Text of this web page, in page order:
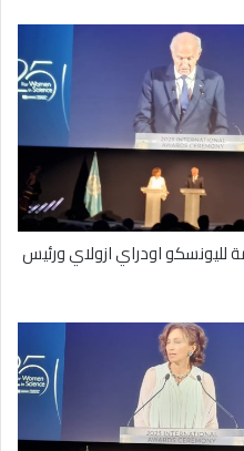
لليونسكو اودراي ازولاي ورئيس